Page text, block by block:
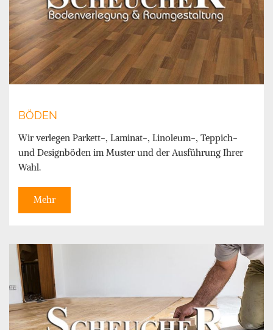
BÖDEN
Wir verlegen Parkett-, Laminat-, Linoleum-, Teppich-
und Designböden im Muster und der Ausführung Ihrer
Wahl.
Mehr